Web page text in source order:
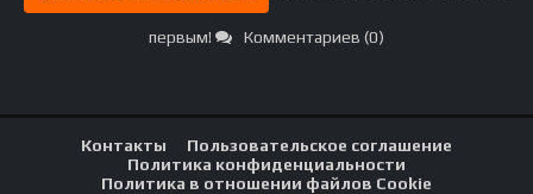
первым! Комментариев (0)
Контакты
Пользовательское соглашение
Политика конфиденциальности
Политика в отношении файлов Cookie